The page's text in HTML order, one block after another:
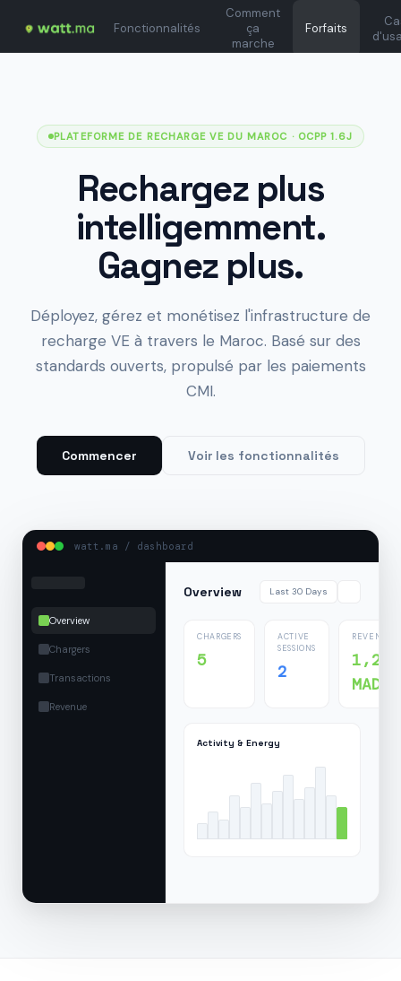
Fonctionnalités
Comment
ça
marche
Forfaits
PLATEFORME DE RECHARGE VE DU MAROC · OCPP 1.6J
Rechargez plus
intelligemment.
Gagnez plus.
Déployez, gérez et monétisez l'infrastructure de
recharge VE à travers le Maroc. Basé sur des
standards ouverts, propulsé par les paiements
CMI.
Commencer Voir les fonctionnalités
watt.ma / dashboard
Overview
Chargers
Transactions
Revenue
Overview Last 30 Days
CHARGERS
5
ACTIVE
SESSIONS
2
REVENUE
1,240
MAD
Activity & Energy